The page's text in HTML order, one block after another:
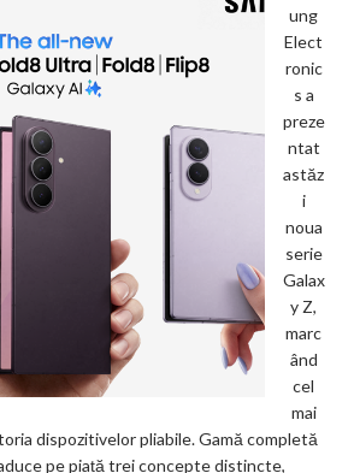
ung
Elect
ronic
s a
preze
ntat
astăz
i
noua
serie
Galax
y Z,
marc
ând
cel
mai
dispozitivelor pliabile. Gamă completă
pe piață trei concepte distincte,